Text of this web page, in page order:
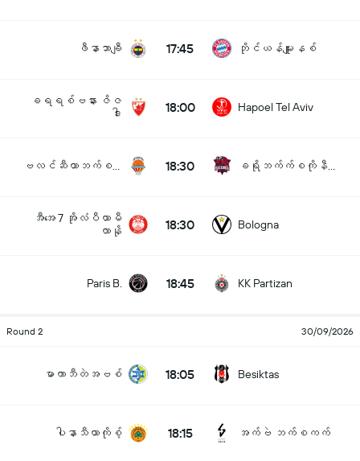
ဖီနာဘာချီ 17:45 ဘိုင်ယန်မျူးနစ်
ခရရစ်ဗနား ဇိဇ
ဒါး
18:00 Hapoel Tel Aviv
18:30
အီအေ 7 အိုလံပီယာမီ
လာနို
18:30 Bologna
Paris B. 18:45 KK Partizan
Round 2 30/09/2026
မာကာဘီတဲအဗစ် 18:05 Besiktas
ပါနာသီယာကိုစ့် 18:15 အက်ဗဲ ဘက်စကက်